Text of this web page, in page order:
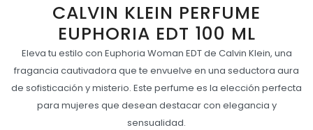
CALVIN KLEIN PERFUME
EUPHORIA EDT 100 ML
Eleva tu estilo con Euphoria Woman EDT de Calvin Klein, una
fragancia cautivadora que te envuelve en una seductora aura
de sofisticación y misterio. Este perfume es la elección perfecta
para mujeres que desean destacar con elegancia y
sensualidad.